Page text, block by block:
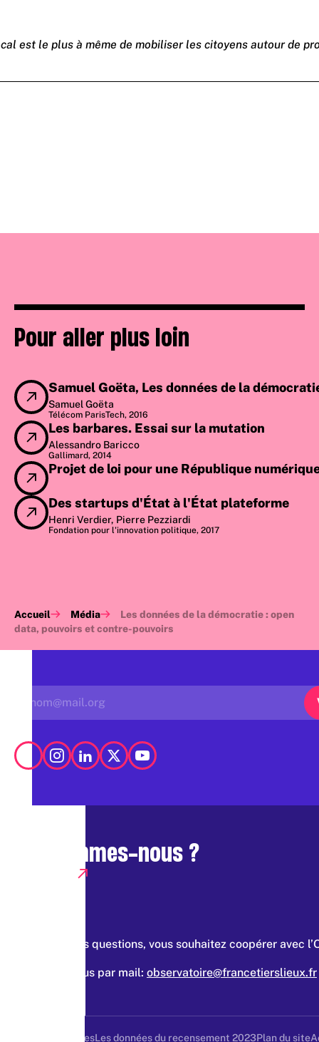
est le plus à même de mobiliser les citoyens autour de
Pour aller plus loin
Samuel Goëta, Les données de la
Samuel Goëta
Télécom ParisTech, 2016
Les barbares. Essai sur la mutation
Alessandro Baricco
Gallimard, 2014
Projet de loi pour une République
Des startups d'État à l'État plateforme
Henri Verdier, Pierre Pezziardi
Fondation pour l'innovation politique, 2017
Accueil Média
Les données de la démocratie : open
data, pouvoirs et contre-pouvoirs
Qui sommes-nous ?
Vous avez des questions, vous souhaitez coopérer avec
Contacter nous par mail: observatoire@francetierslieux.fr
Mentions légalesLes données du recensement 2023Plan du site